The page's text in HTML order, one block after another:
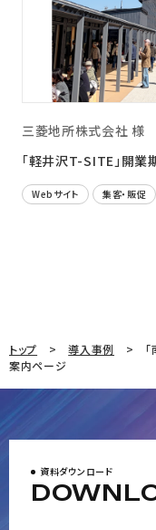
三菱地所株式会社 様
「軽井沢T-SITE」開業
Webサイト 集客・販促
トップ 導入事例
案内ページ
資料ダウンロード